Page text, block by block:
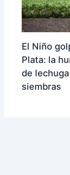
El Niño
Plata: la
de
siembras